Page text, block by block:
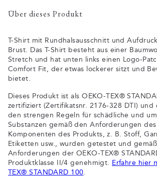
Über dieses Produkt
T-Shirt mit Rundhalsausschnitt und
Brust. Das T-Shirt besteht aus einer
Stretch und hat unten links einen Logo-
Comfort Fit, der etwas lockerer sitzt und
bietet.
Dieses Produkt ist als OEKO-TEX®
zertifiziert (Zertifikatsnr. 2176-328 DTI) und
den strengen Regeln für schädliche und
Substanzen gemäß den Anforderungen
Komponenten des Produkts, z. B. Stoff,
Etiketten usw., wurden getestet und
Anforderungen der OEKO-TEX®
Produktklasse II/4 genehmigt. Erfahre hier
TEX® STANDARD 100.